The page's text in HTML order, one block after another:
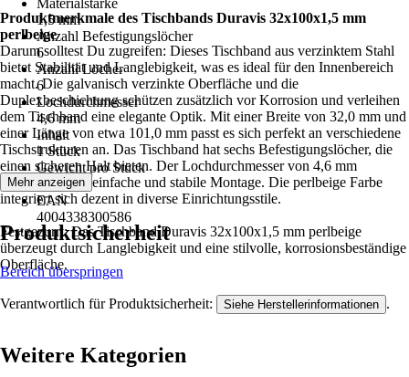
Materialstärke
1,5 mm
Anzahl Befestigungslöcher
6
Anzahl Löcher
6
Lochdurchmesser
4,6 mm
Inhalt
1 Stück
Gewicht pro Stück
0,045 kg
EAN
4004338300586
Produktmerkmale des Tischbands Duravis 32x100x1,5 mm
perlbeige
Darum solltest Du zugreifen: Dieses Tischband aus verzinktem Stahl
bietet Stabilität und Langlebigkeit, was es ideal für den Innenbereich
macht. Die galvanisch verzinkte Oberfläche und die
Duplexbeschichtung schützen zusätzlich vor Korrosion und verleihen
dem Tischband eine elegante Optik. Mit einer Breite von 32,0 mm und
einer Länge von etwa 101,0 mm passt es sich perfekt an verschiedene
Tischstrukturen an. Das Tischband hat sechs Befestigungslöcher, die
einen sicheren Halt bieten. Der Lochdurchmesser von 4,6 mm
ermöglicht eine einfache und stabile Montage. Die perlbeige Farbe
integriert sich dezent in diverse Einrichtungsstile.
Festgezurrt: Das Tischband Duravis 32x100x1,5 mm perlbeige
überzeugt durch Langlebigkeit und eine stilvolle, korrosionsbeständige
Oberfläche.
Mehr anzeigen
Produktsicherheit
Bereich überspringen
Verantwortlich für Produktsicherheit: Siehe Herstellerinformationen .
Weitere Kategorien